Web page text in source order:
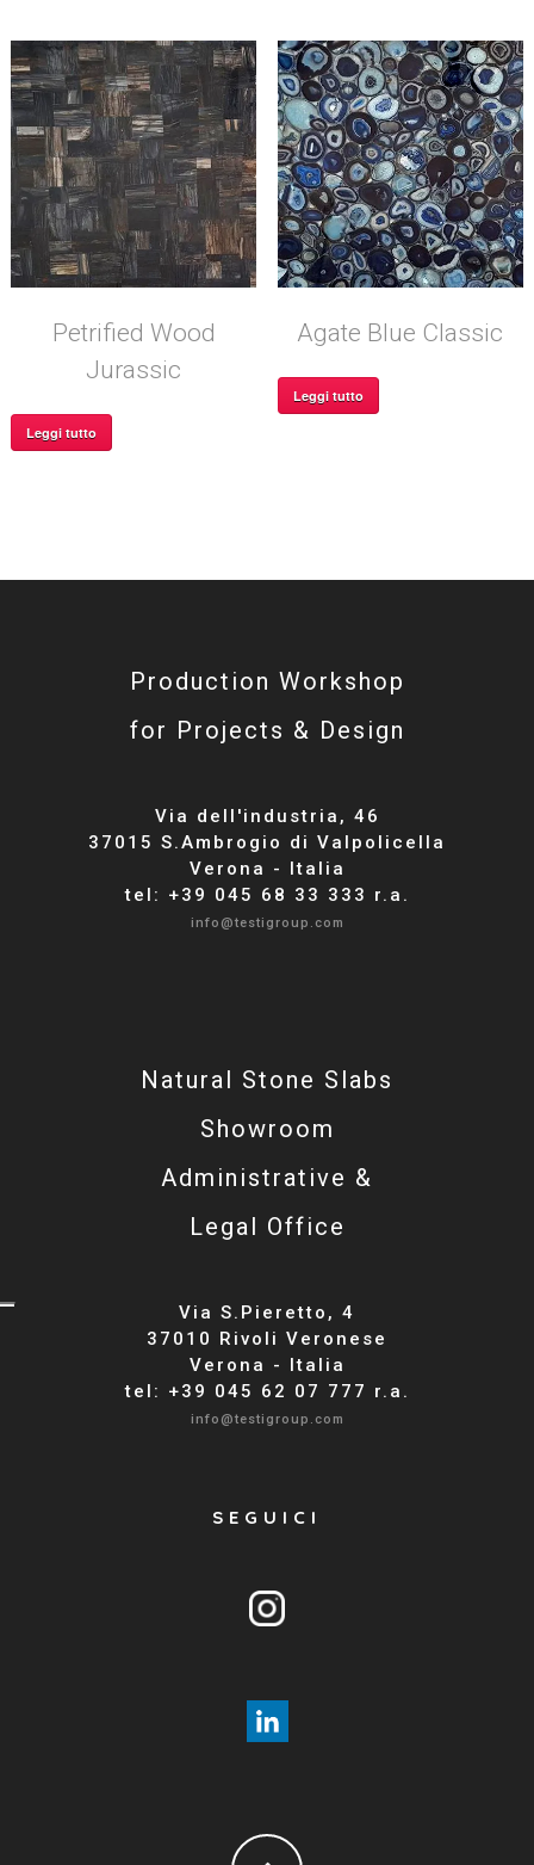
Petrified Wood
Jurassic
Leggi tutto
Agate Blue Classic
Leggi tutto
Production Workshop
for Projects & Design
Via dell'industria, 46
37015 S.Ambrogio di Valpolicella
Verona - Italia
tel: +39 045 68 33 333 r.a.
info@testigroup.com
Natural Stone Slabs
Showroom
Administrative &
Legal Office
Via S.Pieretto, 4
37010 Rivoli Veronese
Verona - Italia
tel: +39 045 62 07 777 r.a.
info@testigroup.com
SEGUICI